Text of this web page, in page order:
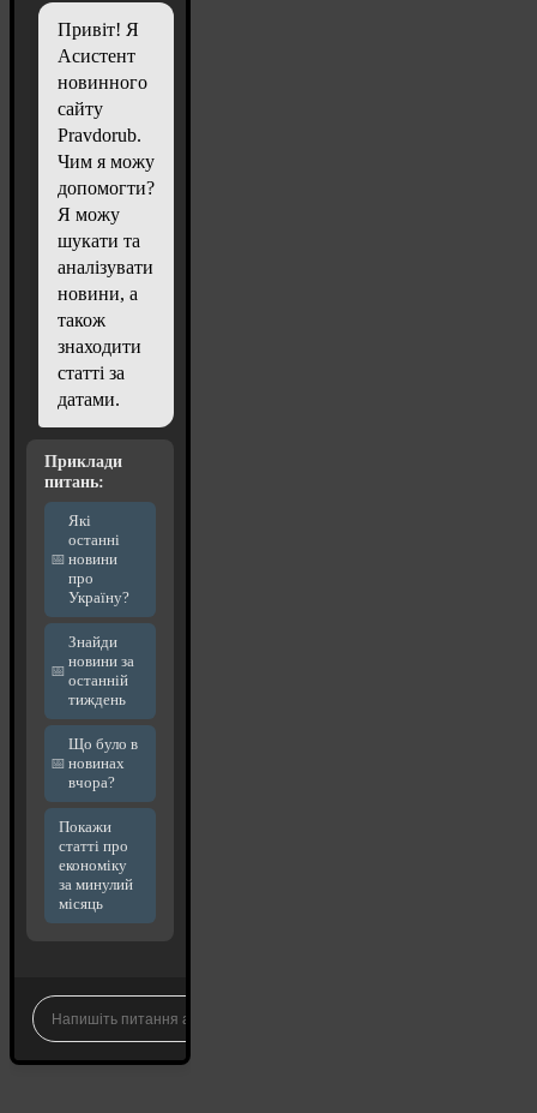
Привіт! Я
Асистент
новинного
сайту
Pravdorub.
Чим я можу
допомогти?
Я можу
шукати та
аналізувати
новини, а
також
знаходити
статті за
датами.
Приклади
питань:
Які
останні
новини
про
Україну?
Знайди
новини за
останній
тиждень
Що було в
новинах
вчора?
Покажи
статті про
економіку
за минулий
місяць